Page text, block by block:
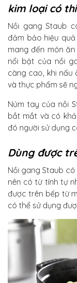
kim loại có
Nồi gang Staub
đảm bảo hiệu
mang đến món
nổi bật của nồi
càng cao, khi nấu
và thực phẩm sẽ
Núm tay của nồi
bắt mắt và có
đó người sử dụng
Dùng được
Nồi gang Staub
nên có từ tính tự
được trên bếp từ
có thể sử dụng